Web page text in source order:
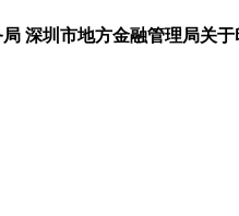
深圳市地方金融管理局关